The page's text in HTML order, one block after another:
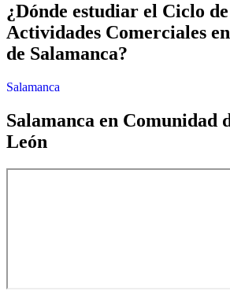
¿Dónde estudiar el Ciclo
Actividades Comerciales
de Salamanca?
Salamanca
Salamanca en Comunidad
León